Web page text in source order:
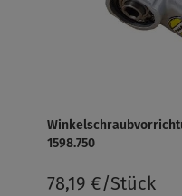
1598.750
78,19 €/Stück